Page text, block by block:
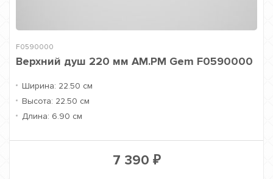
F0590000
Верхний душ 220 мм AM.PM Gem F0590000
Ширина: 22.50 см
Высота: 22.50 см
Длина: 6.90 см
7 390 ₽